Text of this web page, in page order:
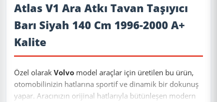
Atlas V1 Ara Atkı Tavan Taşıyıcı
Barı Siyah 140 Cm 1996-2000 A+
Kalite
Özel olarak Volvo model araçlar için üretilen bu ürün,
otomobilinizin hatlarına sportif ve dinamik bir dokunuş
yapar. Aracınızın orijinal hatlarıyla bütünleşen modern